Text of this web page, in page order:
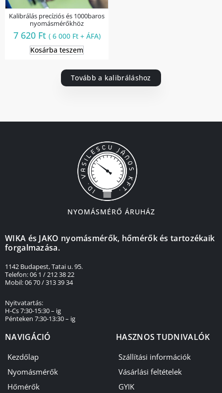
Kalibrálás precíziós és 1000baros
nyomásmérőkhöz
7 620 Ft ( 6 000 Ft+ ÁFA)
Kosárba teszem
Tovább a kalibráláshoz
NYOMÁSMÉRŐ ÁRUHÁZ
WIKA és JAKO nyomásmérők, hőmérők és tartozékaik
forgalmazása.
1142 Budapest, Tatai u. 95.
Telefon: 06 1 / 212 38 22
Mobil: 06 70 / 313 39 34
Nyitvatartás:
H-Cs 7:30-15:30 – ig
Pénteken 7:30-13:30 – ig
NAVIGÁCIÓ
Kezdőlap
Nyomásmérők
Hőmérők
HASZNOS TUDNIVALÓK
Szállítási információk
Vásárlási feltételek
GYIK